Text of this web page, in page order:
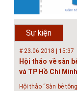
Sự kiện
Phát triển đô thị
của rất nhiều thành
gần 20 tỉnh, thành
khởi động các đề án
# 23.06.2018 | 15:37
Hội thảo về sàn
và TP Hồ Chí Minh
Hội thảo “Sàn bê